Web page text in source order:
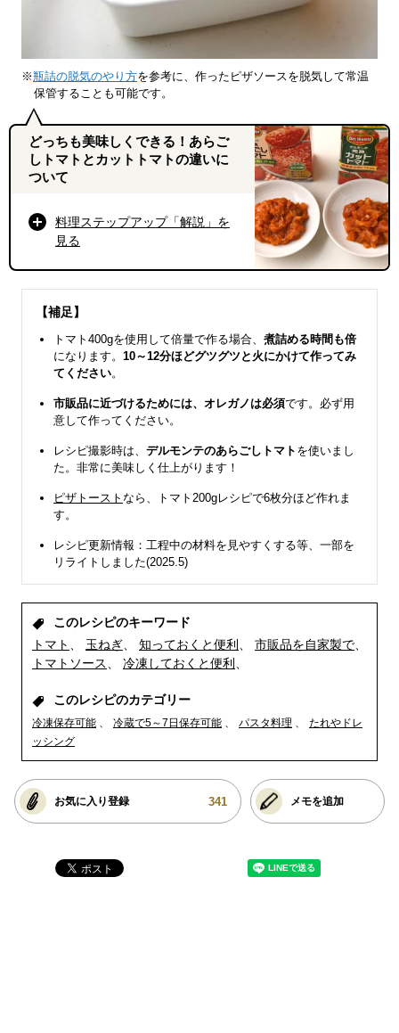
※瓶詰の脱気のやり方を参考に、作ったピザソースを脱気して常温
保管することも可能です。
どっちも美味しくできる！あらご
しトマトとカットトマトの違いに
ついて
料理ステップアップ「解説」を
見る
【補足】
トマト400gを使用して倍量で作る場合、 煮詰める時間も倍
になります。 10～12分ほどグツグツと火にかけて作ってみ
てください。
市販品に近づけるためには、オレガノは必須です。必ず用
意して作ってください。
レシピ撮影時は、 デルモンテのあらごしトマト を使いまし
た。非常に美味しく仕上がります！
ピザトースト なら、トマト200gレシピで6枚分ほど作れま
す。
レシピ更新情報：工程中の材料を見やすくする等、一部を
リライトしました(2025.5)
このレシピのキーワード
トマト
玉ねぎ 知っておくと便利
市販品を自家製で
トマトソース
冷凍しておくと便利
このレシピのカテゴリー
冷凍保存可能 冷蔵で5～7日保存可能 パスタ料理
たれやドレ
ッシング
お気に入り登録 341 メモを追加